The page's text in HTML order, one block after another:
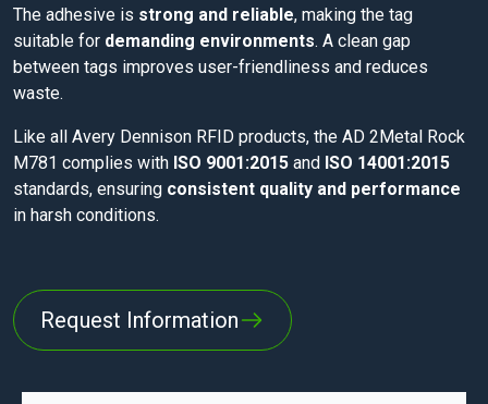
The adhesive is strong and reliable, making the tag
suitable for demanding environments. A clean gap
between tags improves user-friendliness and reduces
waste.
Like all Avery Dennison RFID products, the AD 2Metal Rock
M781 complies with ISO 9001:2015 and ISO 14001:2015
standards, ensuring consistent quality and performance
in harsh conditions.
Request Information